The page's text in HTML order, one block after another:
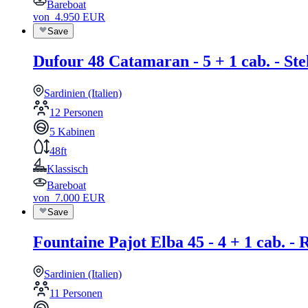
Bareboat
von 4.950 EUR
Save
Dufour 48 Catamaran - 5 + 1 cab. -
Sardinien (Italien)
12 Personen
5 Kabinen
48ft
Klassisch
Bareboat
von 7.000 EUR
Save
Fountaine Pajot Elba 45 - 4 + 1 cab. -
Sardinien (Italien)
11 Personen